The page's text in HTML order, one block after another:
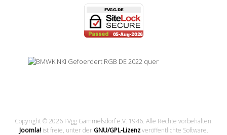
Copyright © 2026 FVgg Gammelsdorf e.V. 1946. Alle Rechte vorbehalten.
Joomla!ist freie, unter der GNU/GPL-Lizenzveröffentlichte Software.